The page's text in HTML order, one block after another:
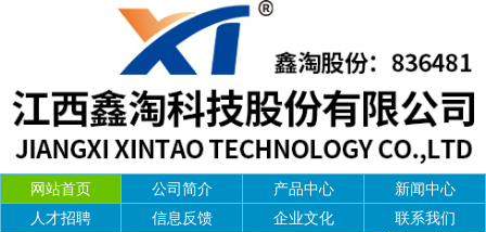
网站首页 公司简介 产品中心
新闻中心
人才招聘
信息反馈 企业文化 联系我们